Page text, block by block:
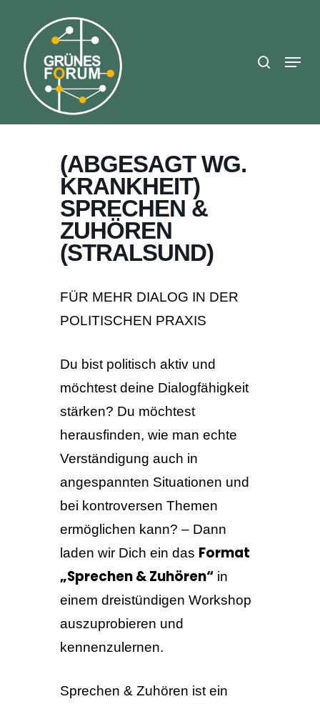
main
content
Menu
(ABGESAGT WG.
KRANKHEIT)
SPRECHEN &
ZUHÖREN
(STRALSUND)
FÜR MEHR DIALOG IN DER
POLITISCHEN PRAXIS
Du bist politisch aktiv und
möchtest deine Dialogfähigkeit
stärken? Du möchtest
herausfinden, wie man echte
Verständigung auch in
angespannten Situationen und
bei kontroversen Themen
ermöglichen kann? – Dann
laden wir Dich ein das Format
„Sprechen & Zuhören“ in
einem dreistündigen Workshop
auszuprobieren und
kennenzulernen.
Sprechen & Zuhören ist ein
Menu